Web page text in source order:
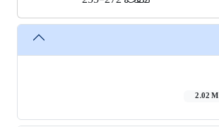
2.02 M